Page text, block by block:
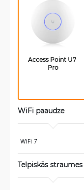
Access Point U7
Pro
WiFi paaudze
WiFi 7
Telpiskās straumes